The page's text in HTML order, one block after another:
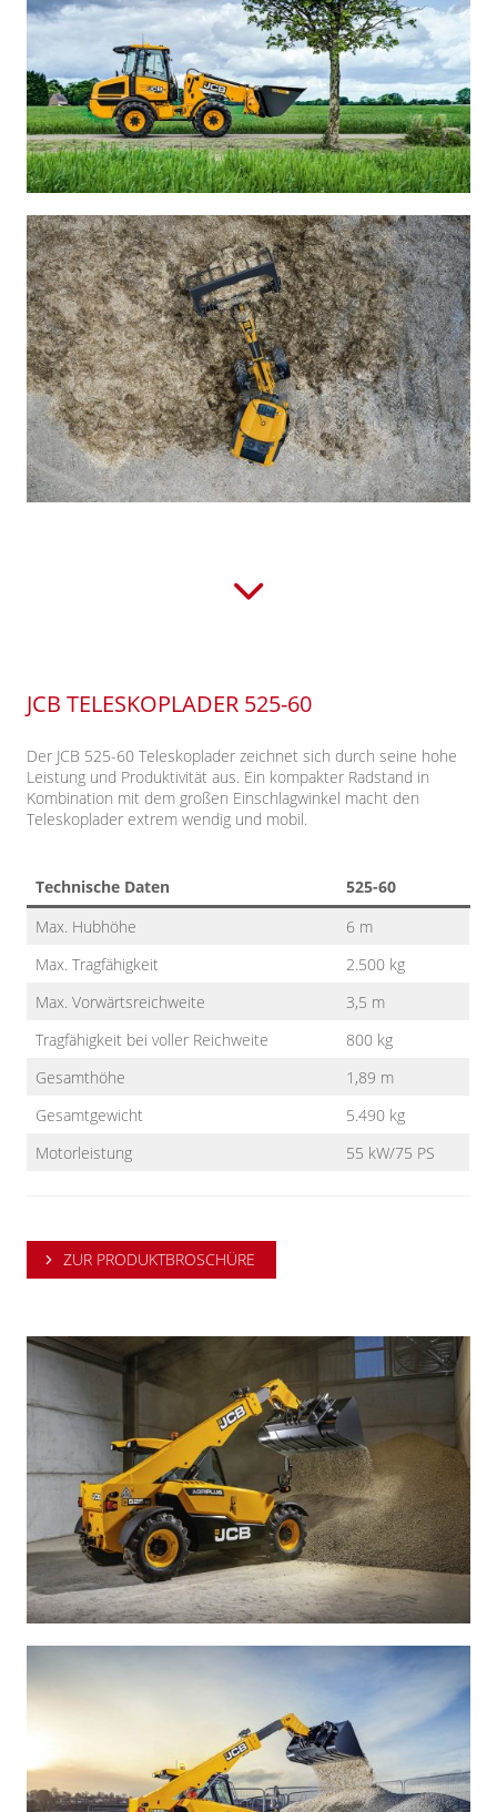
JCB TELESKOPLADER 525-60
Der JCB 525-60 Teleskoplader zeichnet sich durch seine hohe
Leistung und Produktivität aus. Ein kompakter Radstand in
Kombination mit dem großen Einschlagwinkel macht den
Teleskoplader extrem wendig und mobil.
Technische Daten
525-60
Max. Hubhöhe
6 m
Max. Tragfähigkeit
2.500 kg
Max. Vorwärtsreichweite
3,5 m
Tragfähigkeit bei voller Reichweite
800 kg
Gesamthöhe
1,89 m
Gesamtgewicht
5.490 kg
Motorleistung
55 kW/75 PS
ZUR PRODUKTBROSCHÜRE